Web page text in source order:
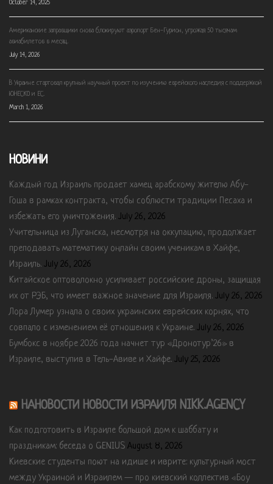
October 14, 2025
Американские заправщики снова блокируют аэропорт Бен-Гурион, угрожая 50 тысячам
авиабилетов в месяц.
July 14, 2026
В Украине стартовал крупный научный проект по изучению еврейского наследия с поддержкой
ЮНЕСКО и ЕС.
March 1, 2026
НОВИНИ
Каждый год Израиль продает хамец арабскому жителю Абу-
Гоша в рамках контракта, чтобы соблюсти традиции Песаха и
избежать его уничтожения. July 26, 2026
Учительница из Луганска, несмотря на оккупацию, продолжает
преподавать математику онлайн своим ученикам в Хайфе,
Израиль. July 26, 2026
Китайское оптоволокно усиливает российские дроны, защищая
их от РЭБ, что имеет важное значение для Израиля. July 26, 2026
Лора Лумер узнала о своих украинских еврейских корнях, что
совпало с изменением её отношения к Украине. July 26, 2026
Бумбокс в ноябре 2026 года начнет тур «Дронотур’26» в
Израиле, выступив в Тель-Авиве и Хайфе. July 25, 2026
НАНОВОСТИ НОВОСТИ ИЗРАИЛЯ NIKK.AGENCY
Как подготовить в Израиле большой дом к шаббату и
праздникам: беседа о GENIUS August 8, 2026
Киевские студенты поют на идише и иврите: культурный мост
между Украиной и Израилем — про киевский коллектив «Боу